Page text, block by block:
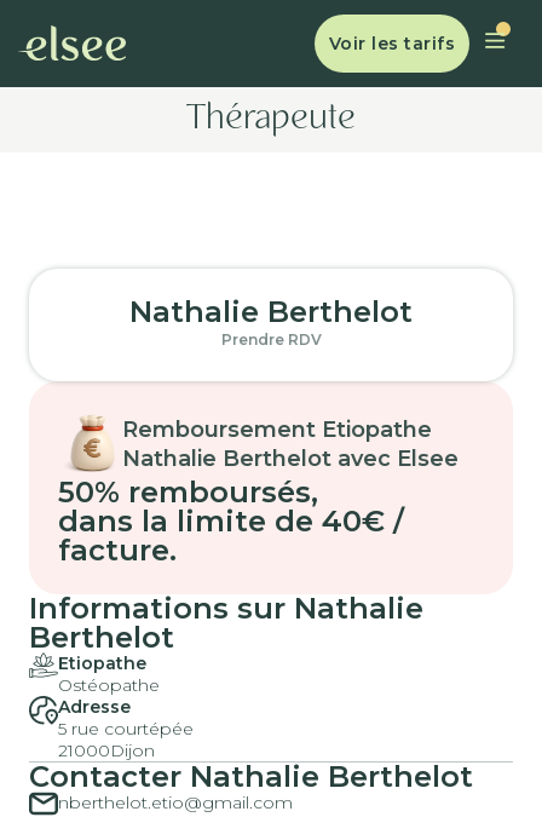
Voir les tarifs
Thérapeute
Nathalie Berthelot
Prendre RDV
Remboursement Etiopathe
Nathalie Berthelot avec Elsee
50% remboursés,
dans la limite de 40€ /
facture.
Informations sur Nathalie
Berthelot
Etiopathe
Ostéopathe
Adresse
5 rue courtépée
21000Dijon
Contacter Nathalie Berthelot
nberthelot.etio@gmail.com